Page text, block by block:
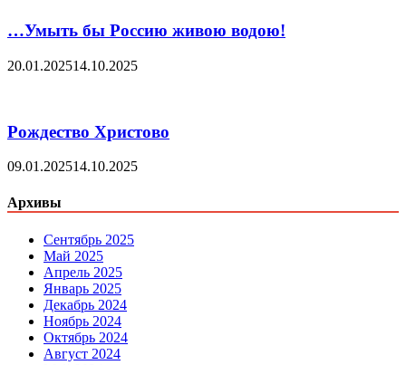
…Умыть бы Россию живою водою!
20.01.202514.10.2025
Рождество Христово
09.01.202514.10.2025
Архивы
Сентябрь 2025
Май 2025
Апрель 2025
Январь 2025
Декабрь 2024
Ноябрь 2024
Октябрь 2024
Август 2024